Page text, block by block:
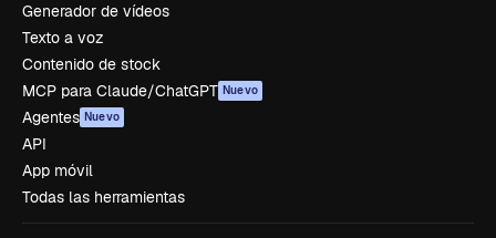
Generador de vídeos
Texto a voz
Contenido de stock
MCP para Claude/ChatGPT Nuevo
Agentes Nuevo
API
App móvil
Todas las herramientas